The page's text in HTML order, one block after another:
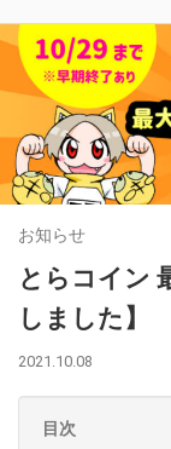
お知らせ
とらコイン
しました】
2021.10.08
目次